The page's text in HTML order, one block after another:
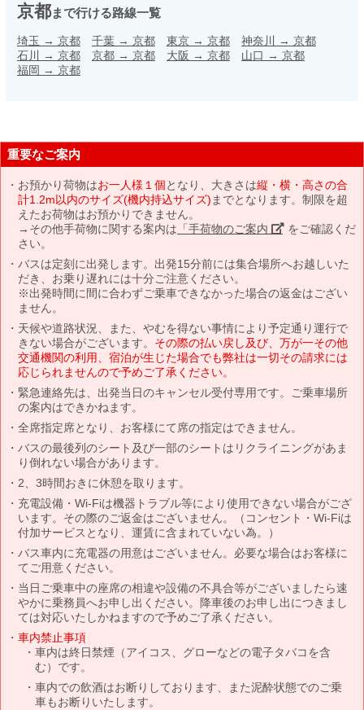
京都まで行ける路線一覧
埼玉 → 京都 千葉 → 京都 東京 → 京都 神奈川 → 京都
石川
→ 京都 京都 → 京都 大阪 → 京都 山口 → 京都
福岡 → 京都
重要なご案内
お預かり荷物はお一人様１個となり、大きさは縦・横・高さの合
計1.2m以内のサイズ(機内持込サイズ)までとなります。制限を超
えたお荷物はお預かりできません。
→その他手荷物に関する案内は 「手荷物のご案内」 をご確認くだ
さい。
バスは定刻に出発します。出発15分前には集合場所へお越しいた
だき、お乗り遅れには十分ご注意ください。
※出発時間に間に合わずご乗車できなかった場合の返金はござい
ません。
天候や道路状況、また、やむを得ない事情により予定通り運行で
きない場合がございます。 その際の払い戻し及び、万が一その他
交通機関の利用、宿泊が生じた場合でも弊社は一切その請求には
応じられませんので予めご了承ください。
緊急連絡先は、出発当日のキャンセル受付専用です。ご乗車場所
の案内はできかねます。
全席指定席となり、お客様にて席の指定はできません。
バスの最後列のシート及び一部のシートはリクライニングがあま
り倒れない場合があります。
2、3時間おきに休憩を取ります。
充電設備・Wi-Fiは機器トラブル等により使用できない場合がござ
います。その際のご返金はございません。（コンセント・Wi-Fiは
付加サービスとなり、運賃に含まれていない為。）
バス車内に充電器の用意はございません。必要な場合はお客様に
てご用意ください。
当日ご乗車中の座席の相違や設備の不具合等がございましたら速
やかに乗務員へお申し出ください。降車後のお申し出につきまし
ては対応いたしかねますので予めご了承ください。
車内禁止事項
車内は終日禁煙（アイコス、グローなどの電子タバコを含
む）です。
車内での飲酒はお断りしております、また泥酔状態でのご乗
車もお断りいたします。